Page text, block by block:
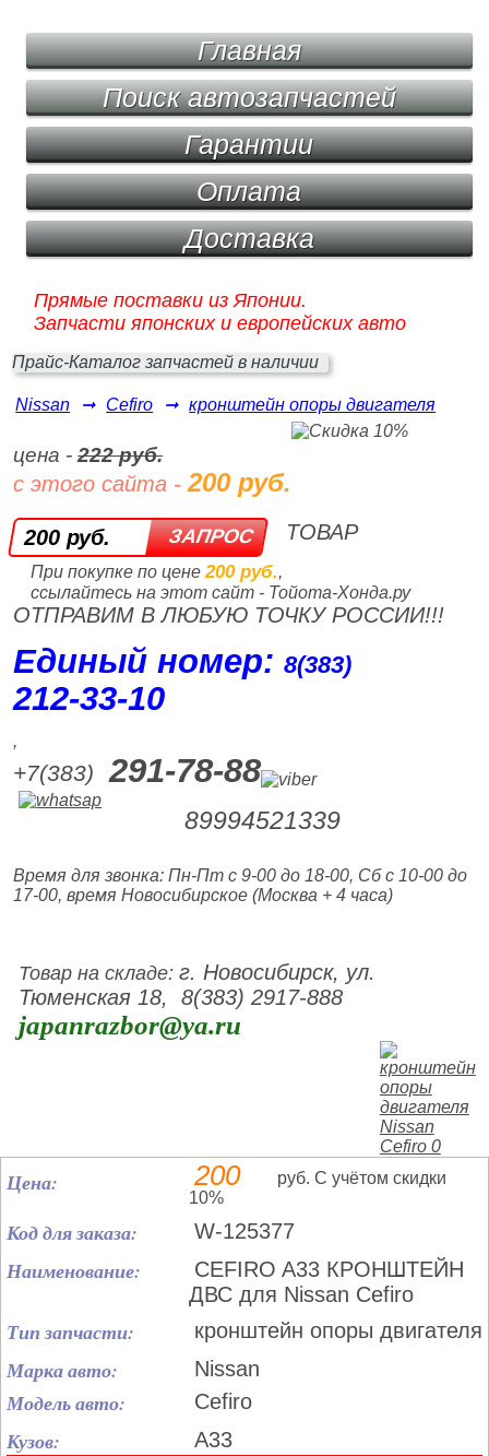
Главная
Поиск автозапчастей
Гарантии
Оплата
Доставка
Прямые поставки из Японии.
Запчасти японских и европейских авто
Прайс-Каталог запчастей в наличии
Nissan ➞ Cefiro ➞ кронштейн опоры двигателя
цена -222 руб.
с этого сайта -200 руб.
200 руб.
При покупке по цене 200 руб.,
ссылайтесь на этот сайт - Тойота-Хонда.ру
ТОВАР
ОТПРАВИМ В ЛЮБУЮ ТОЧКУ РОССИИ!!!
Единый номер:8(383)
212‑33‑10
,
+7(383) 291-78-88
89994521339
Время для звонка: Пн-Пт с 9-00 до 18-00, Сб с 10-00 до
17-00, время Новосибирское (Москва + 4 часа)
Товар на складе:г. Новосибирск, ул.
Тюменская 18, 8(383) 2917-888
japanrazbor@ya.ru
Цена: 200
руб. С учётом скидки
10%
Код для заказа: W-125377
Наименование:
CEFIRO A33 КРОНШТЕЙН
ДВС для Nissan Cefiro
Тип запчасти: кронштейн опоры двигателя
Марка авто: Nissan
Модель авто: Cefiro
Кузов: A33